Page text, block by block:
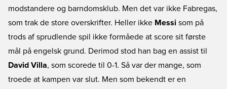
modstandere og barndomsklub. Men det var ikke Fabregas,
som trak de store overskrifter. Heller ikke Messi som på
trods af sprudlende spil ikke formåede at score sit første
mål på engelsk grund. Derimod stod han bag en assist til
David Villa, som scorede til 0-1. Så var der mange, som
troede at kampen var slut. Men som bekendt er en